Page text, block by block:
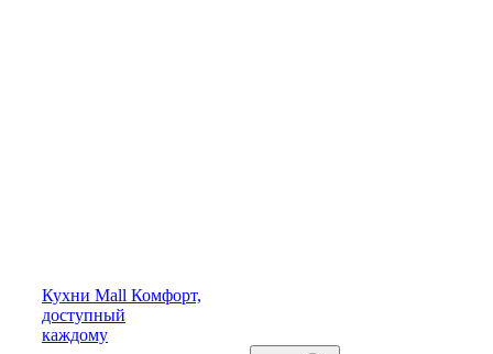
Кухни Mall Комфорт,
доступный
каждому